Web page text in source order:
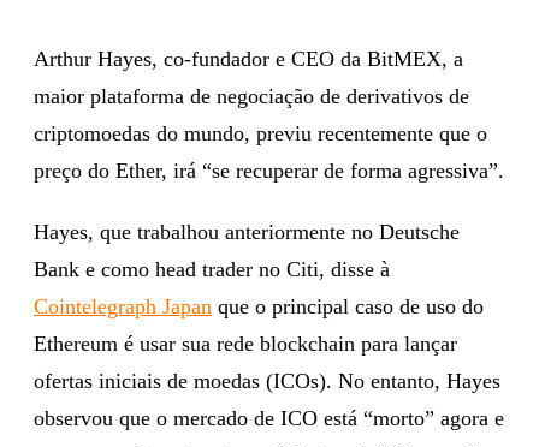
Arthur Hayes, co-fundador e CEO da BitMEX, a
maior plataforma de negociação de derivativos de
criptomoedas do mundo, previu recentemente que o
preço do Ether, irá “se recuperar de forma agressiva”.
Hayes, que trabalhou anteriormente no Deutsche
Bank e como head trader no Citi, disse à
Cointelegraph Japan que o principal caso de uso do
Ethereum é usar sua rede blockchain para lançar
ofertas iniciais de moedas (ICOs). No entanto, Hayes